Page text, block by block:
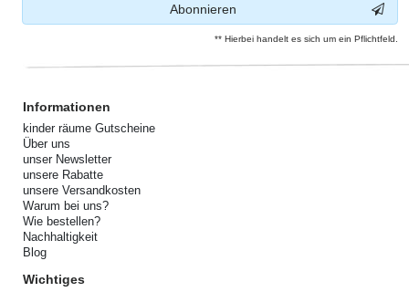
Abonnieren
** Hierbei handelt es sich um ein Pflichtfeld.
Informationen
kinder räume Gutscheine
Über uns
unser Newsletter
unsere Rabatte
unsere Versandkosten
Warum bei uns?
Wie bestellen?
Nachhaltigkeit
Blog
Wichtiges